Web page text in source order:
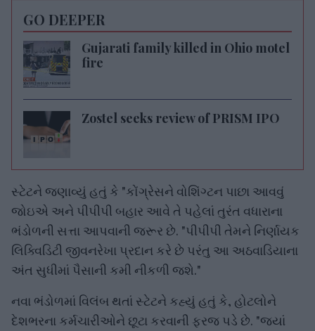
GO DEEPER
Gujarati family killed in Ohio motel
fire
Zostel seeks review of PRISM IPO
સ્ટેટને જણાવ્યું હતું કે "કોંગ્રેસને વોશિંગ્ટન પાછા આવવું
જોઇએ અને પીપીપી બહાર આવે તે પહેલાં તુરંત વધારાના
ભંડોળની સત્તા આપવાની જરૂર છે. "પીપીપી તેમને નિર્ણાયક
લિક્વિડિટી જીવનરેખા પ્રદાન કરે છે પરંતુ આ અઠવાડિયાના
અંત સુધીમાં પૈસાની કમી નીકળી જશે."
નવા ભંડોળમાં વિલંબ થતાં સ્ટેટને કહ્યું હતું કે, હોટલોને
દેશભરના કર્મચારીઓને છૂટા કરવાની ફરજ પડે છે. "જ્યાં